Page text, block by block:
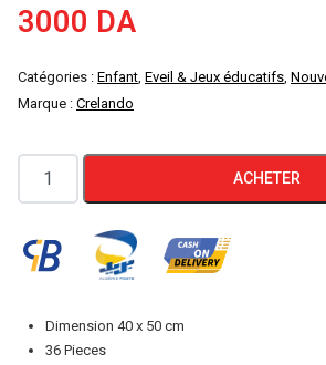
3000 DA
Catégories : Enfant, Eveil & Jeux éducatifs,
Marque : Crelando
quantité
de
a
numérotée
Enfants
ACHETER
Dimension 40 x 50 cm
36 Pieces